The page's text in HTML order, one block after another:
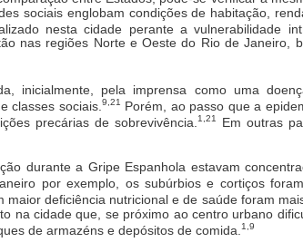
sociais englobam condições de habitação,
nesta cidade perante a vulnerabilidade
nas regiões Norte e Oeste do Rio de Janeiro,
inicialmente, pela imprensa como uma
classes sociais. 9,21
Porém, ao passo que a
precárias de sobrevivência.1,21
Em outras
durante a Gripe Espanhola estavam
por exemplo, os subúrbios e cortiços
deficiência nutricional e de saúde foram
na cidade que, se próximo ao centro urbano
de armazéns e depósitos de comida. 1,9